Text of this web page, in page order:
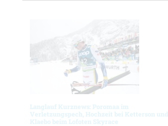
Langlauf Kurznews: Poromaa im
Verletzungspech, Hochzeit bei Ketterson und
Klaebo beim Lofoten Skyrace